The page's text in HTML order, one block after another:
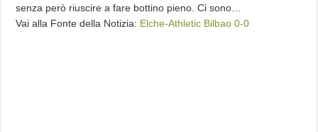
senza però riuscire a fare bottino pieno. Ci sono…
Vai alla Fonte della Notizia: Elche-Athletic Bilbao 0-0